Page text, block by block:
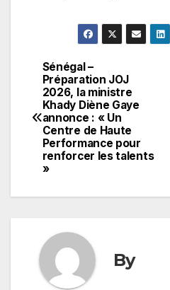
Navigation
de
l’article
Sénégal –
Préparation JOJ
2026, la ministre
Khady Diène Gaye
annonce : « Un
Centre de Haute
Performance pour
renforcer les talents
»
By